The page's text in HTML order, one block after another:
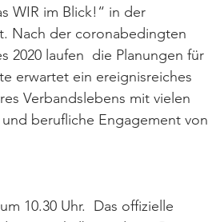
WIR im Blick!“ in der
Nach der coronabedingten
2020 laufen  die Planungen für
erwartet ein ereignisreiches
Verbandslebens mit vielen
berufliche Engagement von
10.30 Uhr.  Das offizielle